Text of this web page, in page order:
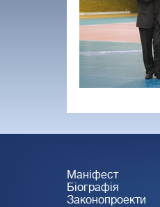
Маніфест
Біографія
Законопроекти